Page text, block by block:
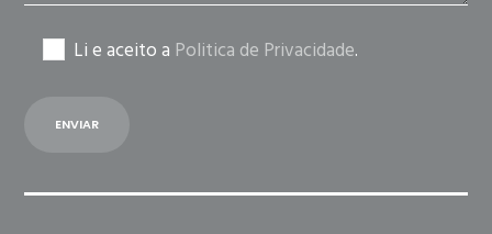
Li e aceito a Politica de Privacidade.